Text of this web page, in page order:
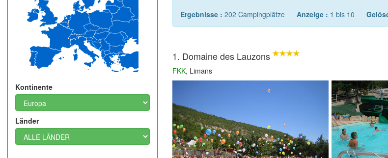
Kontinente
Länder
Ergebnisse : 202 Campingplätze Anzeige : 1 bis 10
1. Domaine des Lauzons
FKK, Limans